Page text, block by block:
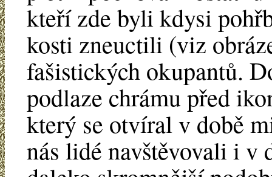
kteří zde byli kdysi
kosti zneuctili (viz
fašistických okupantů.
podlaze chrámu před
který se otvíral v době
nás lidé navštěvovali i v